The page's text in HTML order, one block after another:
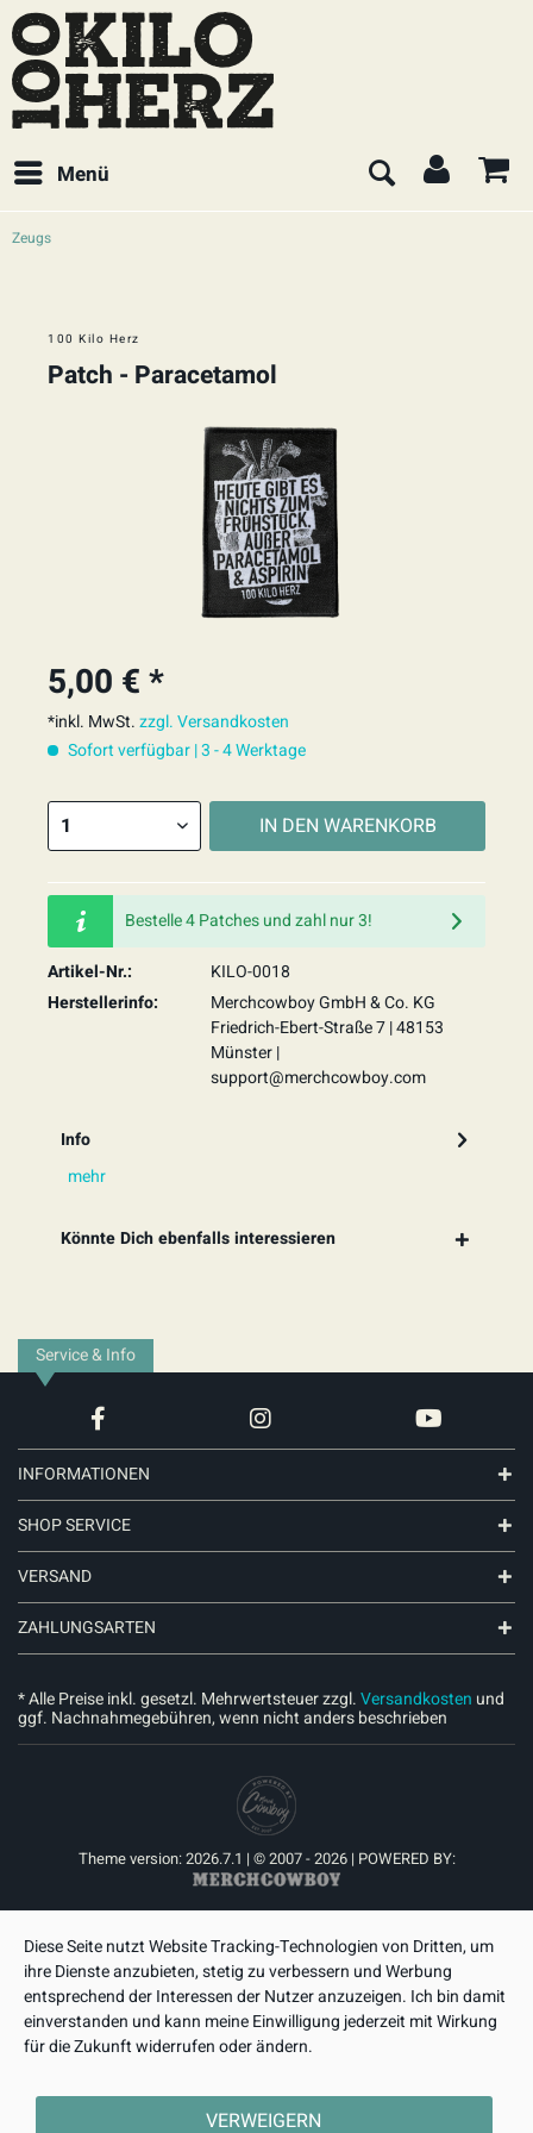
Menü
Zeugs
100 Kilo Herz
Patch - Paracetamol
5,00 € *
*inkl. MwSt.zzgl. Versandkosten
Sofort verfügbar | 3 - 4 Werktage
IN DEN WARENKORB
Bestelle 4 Patches und zahl nur 3!
Artikel-Nr.:
KILO-0018
Herstellerinfo:
Merchcowboy GmbH & Co. KG
Friedrich-Ebert-Straße 7 | 48153
Münster |
support@merchcowboy.com
Info
mehr
Könnte Dich ebenfalls interessieren
Service & Info
INFORMATIONEN
SHOP SERVICE
VERSAND
ZAHLUNGSARTEN
* Alle Preise inkl. gesetzl. Mehrwertsteuer zzgl.Versandkosten und
ggf. Nachnahmegebühren, wenn nicht anders beschrieben
Theme version: 2026.7.1 | © 2007 - 2026 | POWERED BY:
Diese Seite nutzt Website Tracking-Technologien von Dritten, um
ihre Dienste anzubieten, stetig zu verbessern und Werbung
entsprechend der Interessen der Nutzer anzuzeigen. Ich bin damit
einverstanden und kann meine Einwilligung jederzeit mit Wirkung
für die Zukunft widerrufen oder ändern.
VERWEIGERN